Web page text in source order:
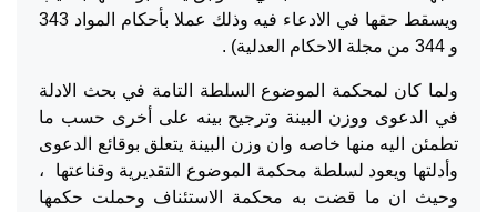
ويسقط حقها في الادعاء فيه وذلك عملا بأحكام المواد 343
و 344 من مجلة الاحكام العدلية) .
ولما كان لمحكمة الموضوع السلطة التامة في بحث الادلة
في الدعوى ووزن البينة وترجيح بينه على أخرى حسب ما
تطمئن اليه منها خاصه وان وزن البينة يتعلق بوقائع الدعوى
وأدلتها ويعود لسلطة محكمة الموضوع التقديرية وقناعتها ،
وحيث ان ما قضت به محكمة الاستئناف وحملت حكمها